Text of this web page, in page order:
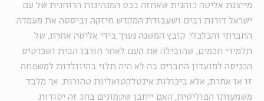
מייצגת אליטה כוהנית שאחזה בכס המנהיגות הרוחנית של עם
ישראל דורות רבים ושעבודת המקדש חיזקה וביססה את מעמדה
החברתי והכלכלי. קובץ המשנה נערך בידי אליטה אחרת, של
תלמידי חכמים, שהובילה את העם לאחר חורבן הבית ושכרטיס
הכניסה למועדון החברים בה לא היה תלוי בהיוולדות למשפחה
זו או אחרת, אלא ביכולות אינטלקטואליות טהורות. אך מלבד
משמעותו הפוליטית, האם ייתכן שטמונים בחג זה יסודות